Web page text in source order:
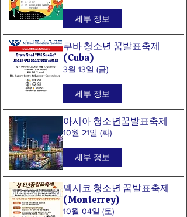
세부 정보
쿠바 청소년 꿈발표축제
(Cuba)
3월 13일 (금)
세부 정보
아시아 청소년꿈발표축제
10월 21일 (화)
세부 정보
멕시코 청소년 꿈발표축제
(Monterrey)
10월 04일 (토)